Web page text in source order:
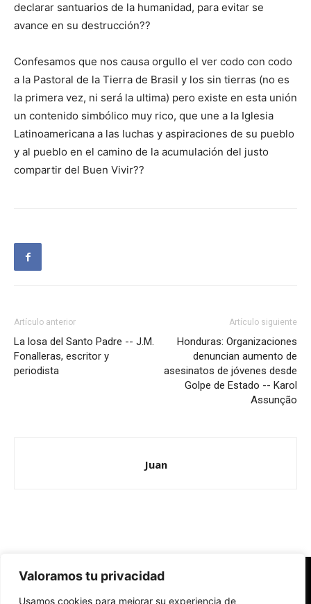
Valoramos tu privacidad
Usamos cookies para mejorar su experiencia de
declarar santuarios de la humanidad, para evitar se
avance en su destrucción??
Confesamos que nos causa orgullo el ver codo con codo
a la Pastoral de la Tierra de Brasil y los sin tierras (no es
la primera vez, ni será la ultima) pero existe en esta unión
un contenido simbólico muy rico, que une a la Iglesia
Latinoamericana a las luchas y aspiraciones de su pueblo
y al pueblo en el camino de la acumulación del justo
compartir del Buen Vivir??
Artículo anterior
La losa del Santo Padre -- J.M.
Fonalleras, escritor y
periodista
Artículo siguiente
Honduras: Organizaciones
denuncian aumento de
asesinatos de jóvenes desde
Golpe de Estado -- Karol
Assunção
Juan
Redes Cristianas